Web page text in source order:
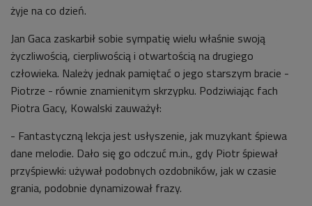
żyje na co dzień.
Jan Gaca zaskarbił sobie sympatię wielu właśnie swoją
życzliwością, cierpliwością i otwartością na drugiego
człowieka. Należy jednak pamiętać o jego starszym bracie -
Piotrze - równie znamienitym skrzypku. Podziwiając fach
Piotra Gacy, Kowalski zauważył:
- Fantastyczną lekcja jest usłyszenie, jak muzykant śpiewa
dane melodie. Dało się go odczuć m.in., gdy Piotr śpiewał
przyśpiewki: używał podobnych ozdobników, jak w czasie
grania, podobnie dynamizował frazy.